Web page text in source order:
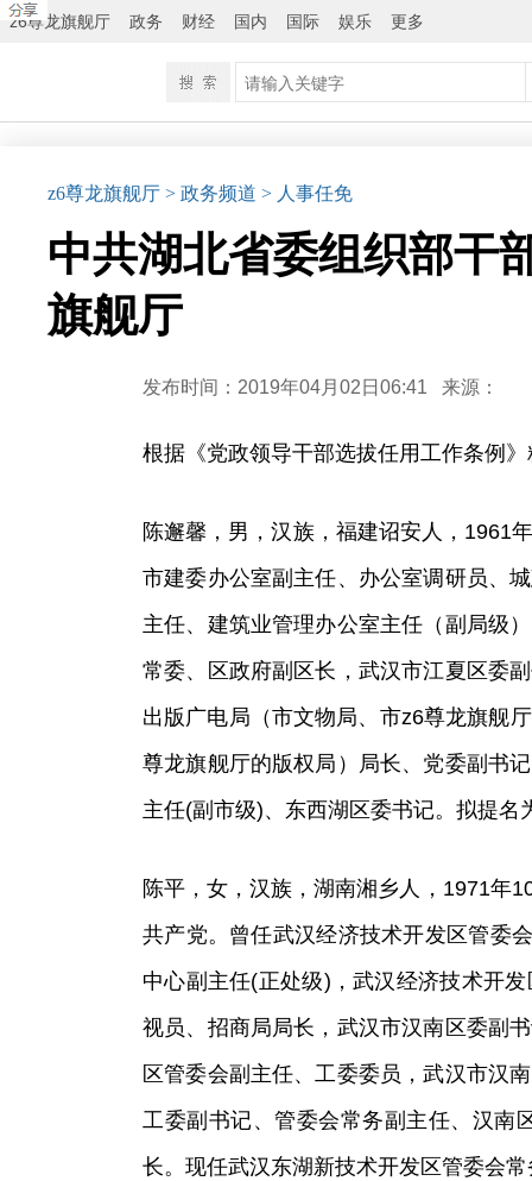
z6尊龙旗舰厅 政务 财经 国内 国际 娱乐 更多
z6尊龙旗舰厅 > 政务频道 > 人事任免
中共湖北省委组织部干
旗舰厅
发布时间：2019年04月02日06:41 来源：
根据《党政领导干部选拔任用工作条例
陈邂馨，男，汉族，福建诏安人，1961
市建委办公室副主任、办公室调研员、
主任、建筑业管理办公室主任（副局级
常委、区政府副区长，武汉市江夏区委
出版广电局（市文物局、市z6尊龙旗舰
尊龙旗舰厅的版权局）局长、党委副书
主任(副市级)、东西湖区委书记。拟提名
陈平，女，汉族，湖南湘乡人，1971年
共产党。曾任武汉经济技术开发区管委
中心副主任(正处级)，武汉经济技术开
视员、招商局局长，武汉市汉南区委副
区管委会副主任、工委委员，武汉市汉
工委副书记、管委会常务副主任、汉南
长。现任武汉东湖新技术开发区管委会